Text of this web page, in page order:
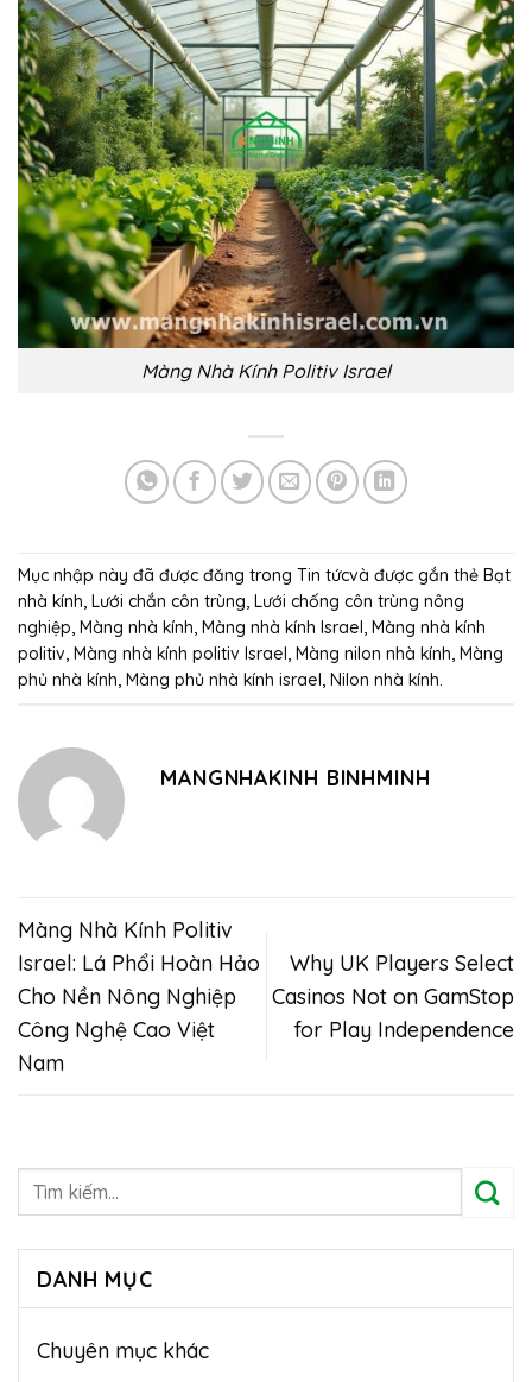
Màng Nhà Kính Politiv Israel
Mục nhập này đã được đăng trong Tin tứcvà được gắn thẻ Bạt
nhà kính, Lưới chắn côn trùng, Lưới chống côn trùng nông
nghiệp, Màng nhà kính, Màng nhà kính Israel, Màng nhà kính
politiv, Màng nhà kính politiv Israel, Màng nilon nhà kính, Màng
phủ nhà kính, Màng phủ nhà kính israel, Nilon nhà kính.
MANGNHAKINH BINHMINH
Màng Nhà Kính Politiv
Israel: Lá Phổi Hoàn Hảo
Cho Nền Nông Nghiệp
Công Nghệ Cao Việt
Nam
Why UK Players Select
Casinos Not on GamStop
for Play Independence
DANH MỤC
Chuyên mục khác